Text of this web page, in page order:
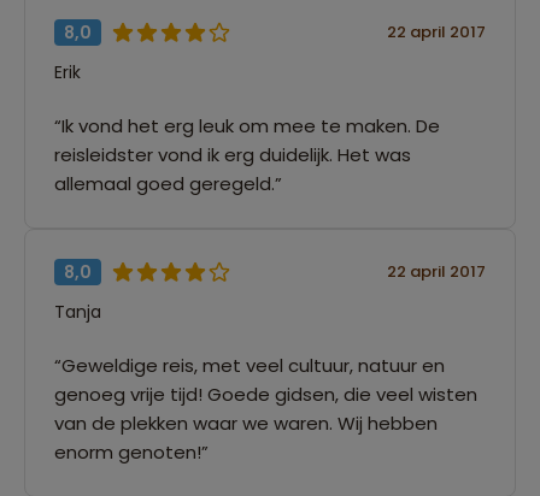
8,0 22 april 2017
Erik
“Ik vond het erg leuk om mee te maken. De
reisleidster vond ik erg duidelijk. Het was
allemaal goed geregeld.”
8,0 22 april 2017
Tanja
“Geweldige reis, met veel cultuur, natuur en
genoeg vrije tijd! Goede gidsen, die veel wisten
van de plekken waar we waren. Wij hebben
enorm genoten!”